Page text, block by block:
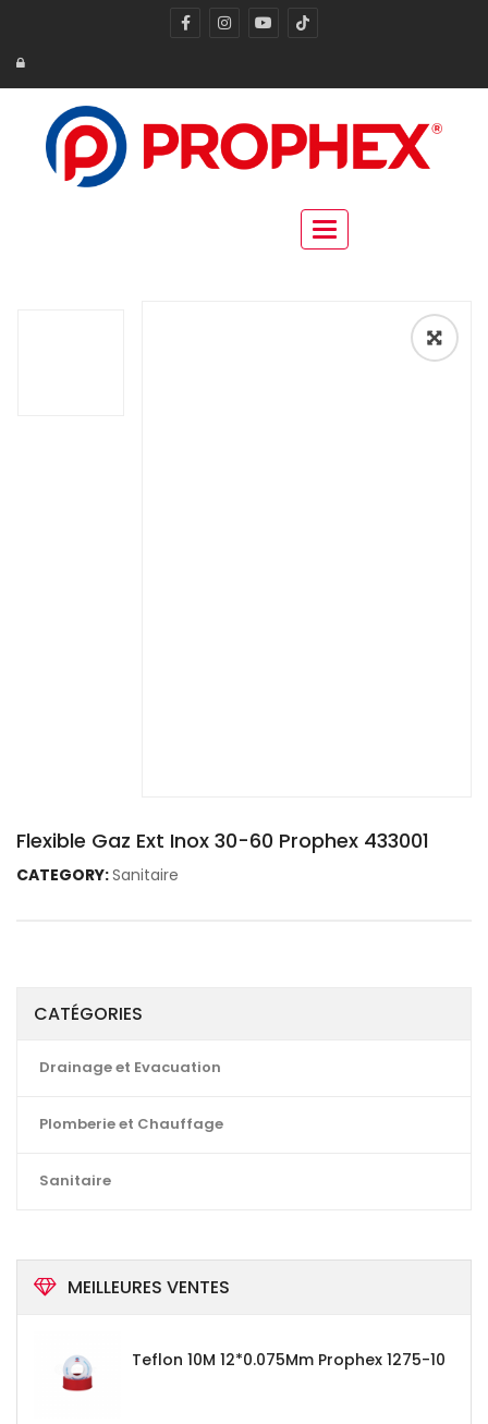
Toggle navigation
CATÉGORIES
Drainage et Evacuation
Plomberie et Chauffage
Sanitaire
MEILLEURES VENTES
Teflon 10M 12*0.075Mm Prophex 1275-10
🔍
Flexible Gaz Ext Inox 30-60 Prophex 433001
CATEGORY:Sanitaire